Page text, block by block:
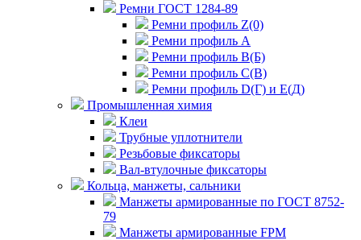
Ремни ГОСТ 1284-89
Ремни профиль Z(0)
Ремни профиль А
Ремни профиль В(Б)
Ремни профиль С(В)
Ремни профиль D(Г) и E(Д)
Промышленная химия
Клеи
Трубные уплотнители
Резьбовые фиксаторы
Вал-втулочные фиксаторы
Кольца, манжеты, сальники
Манжеты армированные по ГОСТ 8752-
79
Манжеты армированные FPM